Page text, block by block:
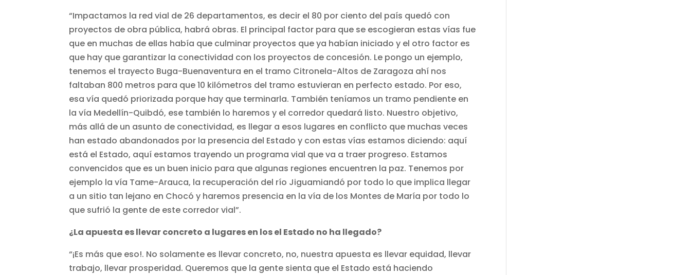
“Impactamos la red vial de 26 departamentos, es decir el 80 por ciento del país quedó con
proyectos de obra pública, habrá obras. El principal factor para que se escogieran estas vías fue
que en muchas de ellas había que culminar proyectos que ya habían iniciado y el otro factor es
que hay que garantizar la conectividad con los proyectos de concesión. Le pongo un ejemplo,
tenemos el trayecto Buga-Buenaventura en el tramo Citronela-Altos de Zaragoza ahí nos
faltaban 800 metros para que 10 kilómetros del tramo estuvieran en perfecto estado. Por eso,
esa vía quedó priorizada porque hay que terminarla. También teníamos un tramo pendiente en
la vía Medellín-Quibdó, ese también lo haremos y el corredor quedará listo. Nuestro objetivo,
más allá de un asunto de conectividad, es llegar a esos lugares en conflicto que muchas veces
han estado abandonados por la presencia del Estado y con estas vías estamos diciendo: aquí
está el Estado, aquí estamos trayendo un programa vial que va a traer progreso. Estamos
convencidos que es un buen inicio para que algunas regiones encuentren la paz. Tenemos por
ejemplo la vía Tame-Arauca, la recuperación del río Jiguamiandó por todo lo que implica llegar
a un sitio tan lejano en Chocó y haremos presencia en la vía de los Montes de María por todo lo
que sufrió la gente de este corredor vial”.
¿La apuesta es llevar concreto a lugares en los el Estado no ha llegado?
“¡Es más que eso!. No solamente es llevar concreto, no, nuestra apuesta es llevar equidad, llevar
trabajo, llevar prosperidad. Queremos que la gente sienta que el Estado está haciendo